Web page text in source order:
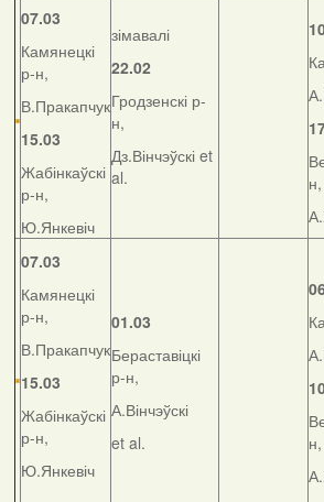
07.03
Камянецкі
р-н,
В.Пракапчук
15.03
Жабінкаўскі
р-н,
Ю.Янкевіч
зімавалі
22.02
Гродзенскі р-
н,
Дз.Вінчэўскі et
al.
н,
07.03
Камянецкі
р-н,
В.Пракапчук
15.03
Жабінкаўскі
р-н,
Ю.Янкевіч
01.03
Бераставіцкі
р-н,
А.Вінчэўскі
et al.
н,